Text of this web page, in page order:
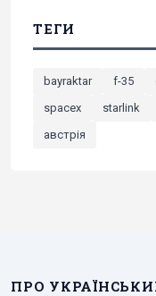
ТЕГИ
bayraktar f-35
spacex
starlink
австрія
ПРО